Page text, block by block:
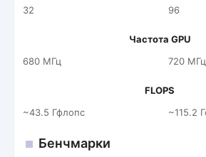
32
96
Частота GPU
680 МГц
720 МГц
FLOPS
~43.5 Гфлопс
~115.2
Бенчмарки